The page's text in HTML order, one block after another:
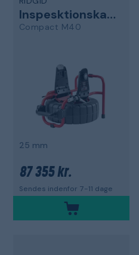
Inspesktionskamera
Compact M40
25 mm
87 355 kr.
Sendes indenfor 7-11 dage